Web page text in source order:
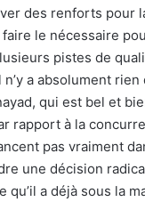
des renforts pour
le nécessaire
pistes de
n’y a absolument
qui est bel et
rapport à la
pas vraiment
une décision
qu’il a déjà sous la